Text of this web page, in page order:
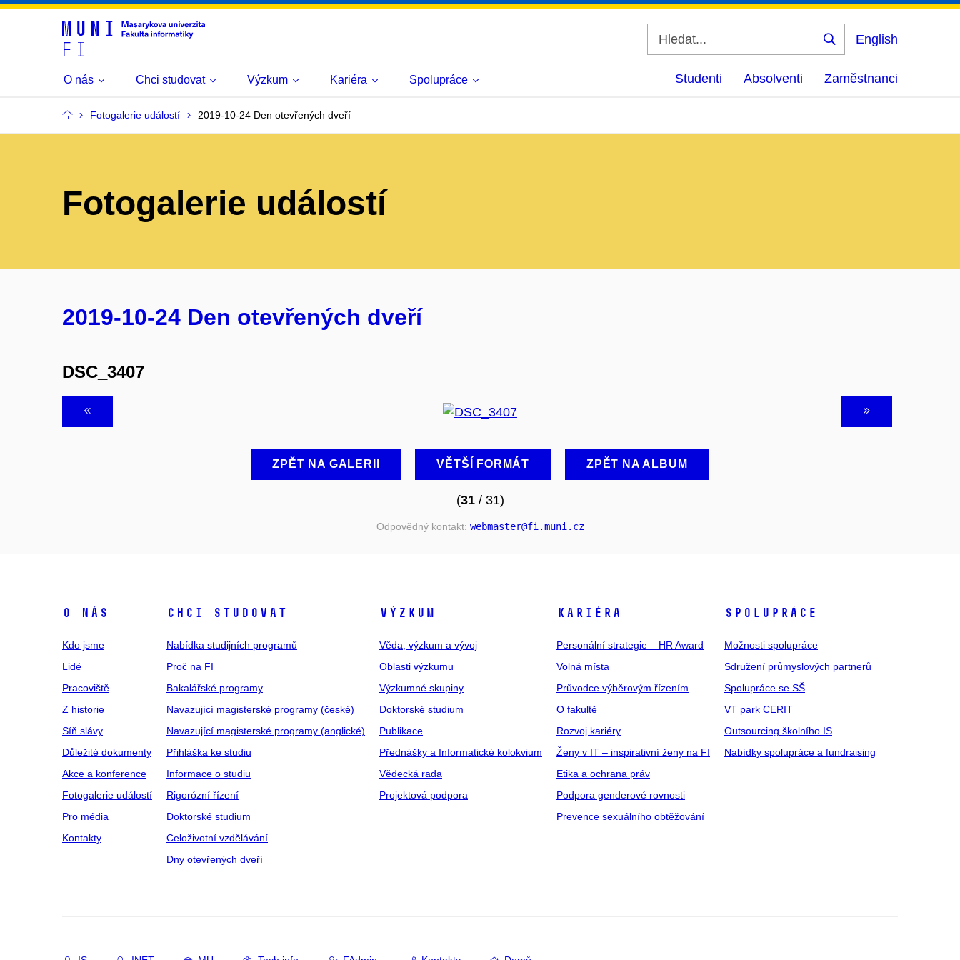
Vyhledat
English
O nás Chci studovat Výzkum Kariéra Spolupráce Studenti Absolventi Zaměstnanci
Fotogalerie událostí 2019-10-24 Den otevřených dveří
Fotogalerie událostí
2019-10-24 Den otevřených dveří
DSC_3407
ZPĚT NA GALERII VĚTŠÍ FORMÁT ZPĚT NA ALBUM
(31/ 31)
Odpovědný kontakt: webmaster@fi .muni .cz
O NÁS
Kdo jsme
Lidé
Pracoviště
Z historie
Síň slávy
Důležité dokumenty
Akce a konference
Fotogalerie událostí
Pro média
Kontakty
CHCI STUDOVAT
Nabídka studijních programů
Proč na FI
Bakalářské programy
Navazující magisterské programy (české)
Navazující magisterské programy (anglické)
Přihláška ke studiu
Informace o studiu
Rigorózní řízení
Doktorské studium
Celoživotní vzdělávání
Dny otevřených dveří
VÝZKUM
Věda, výzkum a vývoj
Oblasti výzkumu
Výzkumné skupiny
Doktorské studium
Publikace
Přednášky a Informatické kolokvium
Vědecká rada
Projektová podpora
KARIÉRA
Personální strategie – HR Award
Volná místa
Průvodce výběrovým řízením
O fakultě
Rozvoj kariéry
Ženy v IT – inspirativní ženy na FI
Etika a ochrana práv
Podpora genderové rovnosti
Prevence sexuálního obtěžování
SPOLUPRÁCE
Možnosti spolupráce
Sdružení průmyslových partnerů
Spolupráce se SŠ
VT park CERIT
Outsourcing školního IS
Nabídky spolupráce a fundraising